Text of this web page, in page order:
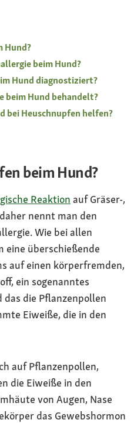
Hund?
beim Hund?
Hund diagnostiziert?
beim Hund behandelt?
bei Heuschnupfen helfen?
beim Hund?
Reaktion auf Gräser-,
nennt man den
Wie bei allen
eine überschießende
auf einen körperfremden,
ein sogenanntes
das die Pflanzenpollen
Eiweiße, die in den
auf Pflanzenpollen,
die Eiweiße in den
von Augen, Nase
das Gewebshormon